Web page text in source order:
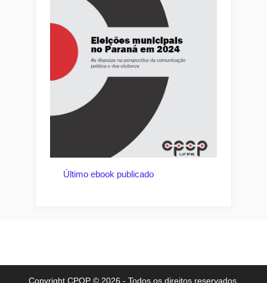
Último ebook publicado
Copyright CPOP © 2026 - Todos os direitos reservados.